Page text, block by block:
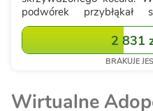
podwórek przybłąkał
niekastrowany kocur
wcześniej widywane w
krytycznym ...
2 831
BRAKUJE
Wirtualne